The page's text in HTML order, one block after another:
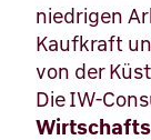
niedrigen
Kaufkraft
von der
Die IW-